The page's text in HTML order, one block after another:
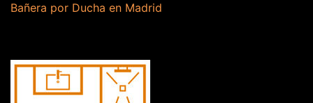
Bañera por Ducha en Madrid